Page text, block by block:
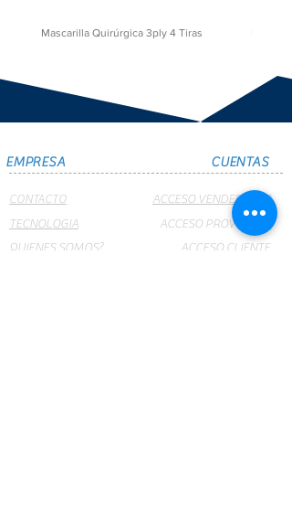
Mascarilla Quirúrgica 3ply 4 Tiras
EMPRESA CUENTAS
CONTACTO
ACCESO VENDEDORES
TECNOLOGIA
QUIENES SOMOS?
ACCESO PROVEEDOR
ACCESO CLIENTE